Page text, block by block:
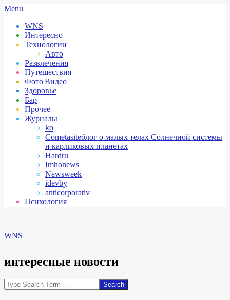
Skip
content
Secondary
Menu
Menu
WNS
Интересно
Технологии
Авто
Развлечения
Путешествия
Фото|Видео
Здоровье
Бар
Прочее
Журналы
ko
Cometasiteблог о малых телах Солнечной системы
и карликовых планетах
Hardru
Imhonews
Newsweek
idevby
anticorporativ
Психология
WNS
интересные новости
Search